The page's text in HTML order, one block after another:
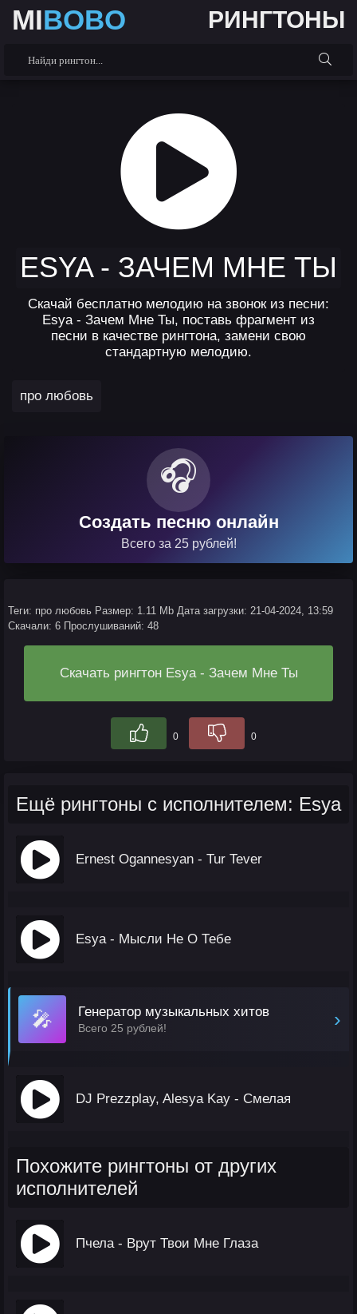
MIBOBO РИНГТОНЫ
ESYA - ЗАЧЕМ МНЕ ТЫ
Скачай бесплатно мелодию на звонок из песни:
Esya - Зачем Мне Ты, поставь фрагмент из
песни в качестве рингтона, замени свою
стандартную мелодию.
про любовь
🎧
Создать песню онлайн
Всего за 25 рублей!
Теги: про любовь Размер: 1.11 Mb Дата загрузки: 21-04-2024, 13:59
Скачали: 6 Прослушиваний: 48
Скачать рингтон Esya - Зачем Мне Ты
0 0
Ещё рингтоны с исполнителем: Esya
Ernest Ogannesyan - Tur Tever
Esya - Мысли Не О Тебе
🎤 Генератор музыкальных хитов
Всего 25 рублей! ›
DJ Prezzplay, Alesya Kay - Смелая
Похожите рингтоны от других
исполнителей
Пчела - Врут Твои Мне Глаза